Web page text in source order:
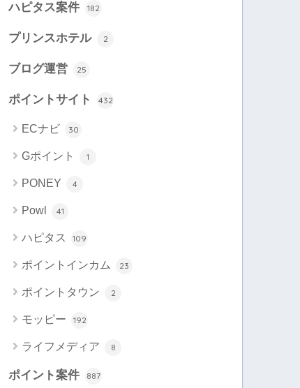
ハピタス案件 182
プリンスホテル 2
ブログ運営 25
ポイントサイト 432
ECナビ 30
Gポイント 1
PONEY 4
Powl 41
ハピタス 109
ポイントインカム 23
ポイントタウン 2
モッピー 192
ライフメディア 8
ポイント案件 887